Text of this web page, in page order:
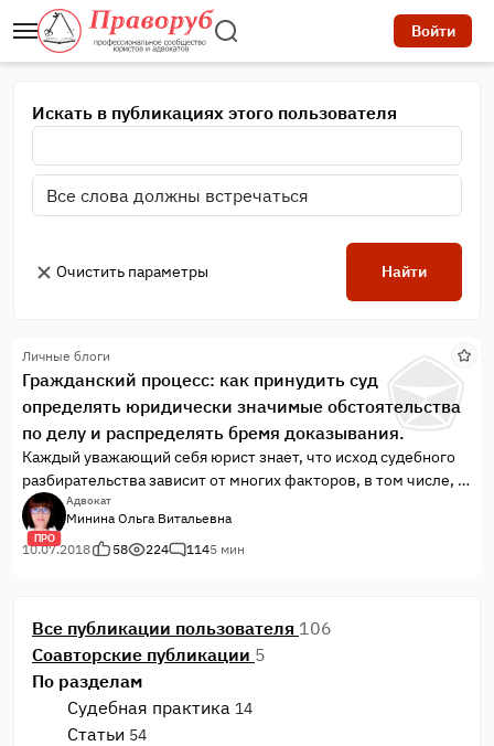
Войти
Искать в публикациях этого пользователя
Очистить параметры Найти
Личные блоги
Гражданский процесс: как принудить суд
определять юридически значимые обстоятельства
по делу и распределять бремя доказывания.
Каждый уважающий себя юрист знает, что исход судебного
разбирательства зависит от многих факторов, в том числе, и
от того, насколько правильно и полно суд определит
юридически значимые обстоятельства по конкретному делу
и распределит бремя доказывания этих обстоятельств между
долг. В связи с этим, хотелось бы выяснить и ваше мнение,
коллеги, насколько целесообразно его использование.
ПРО
Адвокат
Минина Ольга Витальевна
10.07.2018
58 224 1145 мин
Все публикации пользователя 106
Соавторские публикации 5
По разделам
Судебная практика 14
Статьи 54